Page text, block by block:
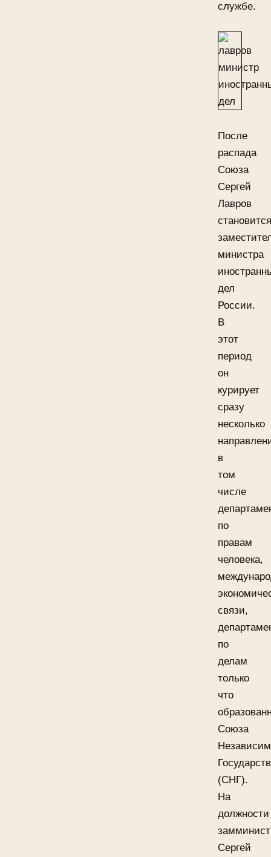
службе.
После
распада
Союза
Сергей
Лавров
становится
министра
дел
России.
В
этот
период
он
курирует
сразу
несколько
в
том
числе
по
правам
человека,
связи,
по
делам
только
что
Союза
Государств
(СНГ).
На
должности
Сергей